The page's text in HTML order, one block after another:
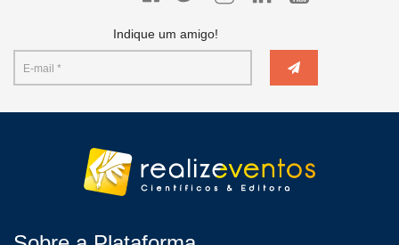
Indique um amigo!